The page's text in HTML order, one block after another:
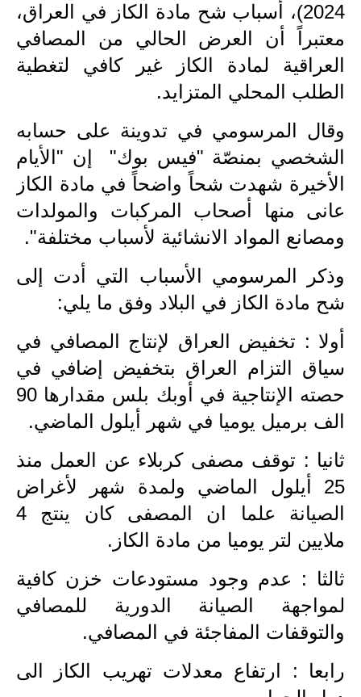
ملازم دراسية
المرحلة الابتدائية
المرحلة المتوسطة
المرحلة الاعدادية
دروس
المرحلة الابتدائية
المرحلة المتوسطة
المرحلة الاعدادية
مواضيع انشاء
المرحلة الابتدائية
المرحلة المتوسطة
المرحلة الاعدادية
الجامعات
اخبار وقرارات وزارة التعليم
العالي
نتائج القبول المركزي
الطقس
العطل
2024)، أسباب شح مادة الكاز في العراق،
معتبراً أن العرض الحالي من المصافي
العراقية لمادة الكاز غير كافي لتغطية
الطلب المحلي المتزايد.
وقال المرسومي في تدوينة على حسابه
الشخصي بمنصّة "فيس بوك" إن "الأيام
الأخيرة شهدت شحاً واضحاً في مادة الكاز
عانى منها أصحاب المركبات والمولدات
ومصانع المواد الانشائية لأسباب مختلفة".
وذكر المرسومي الأسباب التي أدت إلى
شح مادة الكاز في البلاد وفق ما يلي:
أولا : تخفيض العراق لإنتاج المصافي في
سياق التزام العراق بتخفيض إضافي في
حصته الإنتاجية في أوبك بلس مقدارها 90
الف برميل يوميا في شهر أيلول الماضي.
ثانيا : توقف مصفى كربلاء عن العمل منذ
25 أيلول الماضي ولمدة شهر لأغراض
الصيانة علما ان المصفى كان ينتج 4
ملايين لتر يوميا من مادة الكاز.
ثالثا : عدم وجود مستودعات خزن كافية
لمواجهة الصيانة الدورية للمصافي
والتوقفات المفاجئة في المصافي.
رابعا : ارتفاع معدلات تهريب الكاز الى